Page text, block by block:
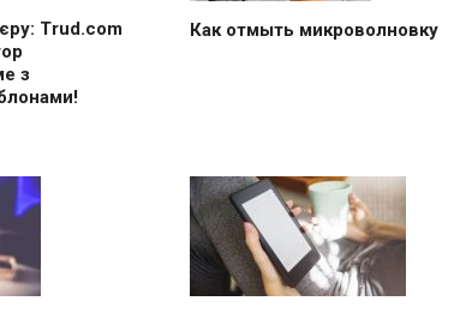
Trud.com
з
Как отмыть микроволновку